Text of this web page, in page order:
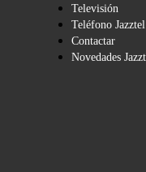
Televisión
Teléfono Jazztel
Contactar
Novedades